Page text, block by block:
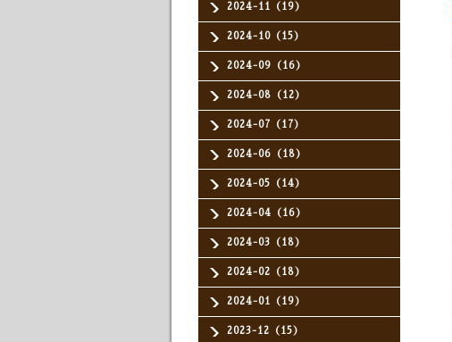
2024-11（19）
2024-10（15）
2024-09（16）
2024-08（12）
2024-07（17）
2024-06（18）
2024-05（14）
2024-04（16）
2024-03（18）
2024-02（18）
2024-01（19）
2023-12（15）